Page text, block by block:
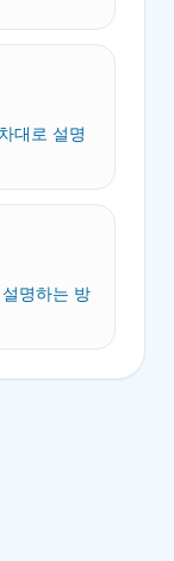
대로 설명
명하는 방